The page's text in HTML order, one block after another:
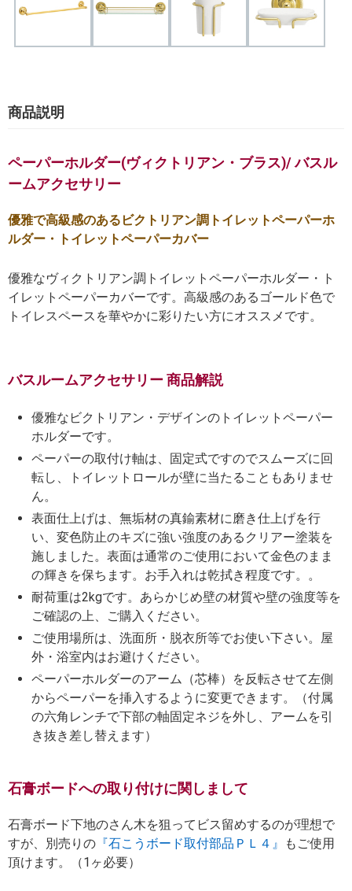
商品説明
ペーパーホルダー(ヴィクトリアン・ブラス)/ バスル
ームアクセサリー
優雅で高級感のあるビクトリアン調トイレットペーパーホ
ルダー・トイレットペーパーカバー
優雅なヴィクトリアン調トイレットペーパーホルダー・ト
イレットペーパーカバーです。高級感のあるゴールド色で
トイレスペースを華やかに彩りたい方にオススメです。
バスルームアクセサリー 商品解説
優雅なビクトリアン・デザインのトイレットペーパー
ホルダーです。
ペーパーの取付け軸は、固定式ですのでスムーズに回
転し、トイレットロールが壁に当たることもありませ
ん。
表面仕上げは、無垢材の真鍮素材に磨き仕上げを行
い、変色防止のキズに強い強度のあるクリアー塗装を
施しました。表面は通常のご使用において金色のまま
の輝きを保ちます。お手入れは乾拭き程度です。。
耐荷重は2kgです。あらかじめ壁の材質や壁の強度等を
ご確認の上、ご購入ください。
ご使用場所は、洗面所・脱衣所等でお使い下さい。屋
外・浴室内はお避けください。
ペーパーホルダーのアーム（芯棒）を反転させて左側
からペーパーを挿入するように変更できます。（付属
の六角レンチで下部の軸固定ネジを外し、アームを引
き抜き差し替えます）
石膏ボードへの取り付けに関しまして
石膏ボード下地のさん木を狙ってビス留めするのが理想で
すが、別売りの 『石こうボード取付部品ＰＬ４』
もご使用
頂けます。（1ヶ必要）